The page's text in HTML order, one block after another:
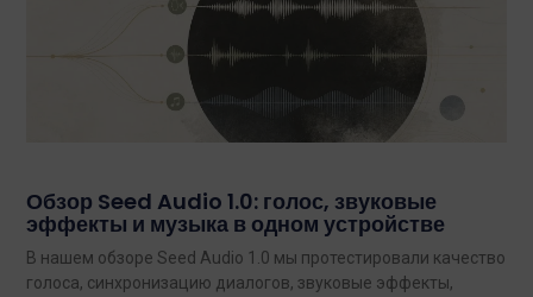
Обзор Seed Audio 1.0: голос, звуковые
эффекты и музыка в одном устройстве
В нашем обзоре Seed Audio 1.0 мы протестировали качество
голоса, синхронизацию диалогов, звуковые эффекты,